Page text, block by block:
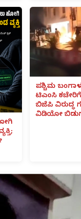
ಪಶ್ಚಿಮ
ಟಿಎಂಸಿ
ಬಿಜೆಪಿ ವಿರುದ್ಧ
ವಿಡಿಯೋ